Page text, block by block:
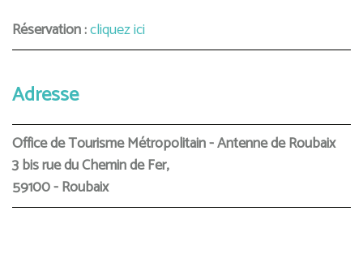
Réservation :cliquez ici
Adresse
Office de Tourisme Métropolitain - Antenne de Roubaix
3 bis rue du Chemin de Fer,
59100 - Roubaix